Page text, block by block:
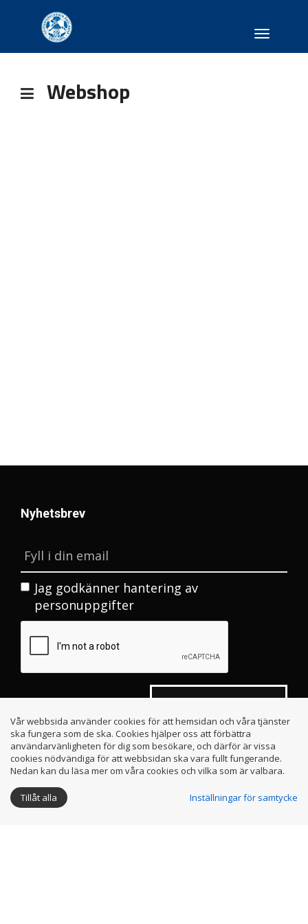
Toggle
Webshop
Nyhetsbrev
Jag godkänner hantering av
personuppgifter
Skicka
IFK Göteborg
Integritetspolicy
info@anglarna.se
Instagram
Vår webbsida använder cookies för att hemsidan och våra tjänster
ska fungera som de ska. Cookies hjälper oss att förbättra
användarvänligheten för dig som besökare, och därför är vissa
cookies nödvändiga för att webbsidan ska vara fullt fungerande.
Nedan kan du läsa mer om våra cookies och vilka som är valbara.
Tillåt alla Inställningar för samtycke